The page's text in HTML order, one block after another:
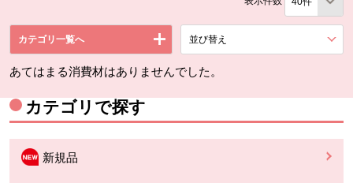
カテゴリ一覧へ 並び替え
あてはまる消費材はありませんでした。
カテゴリで探す
新規品